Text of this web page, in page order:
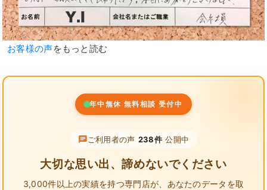
お客様の声をもっと読む
年中無休 無料相談 受付中
ご利用者の声 238件 公開中
大切な思い出、諦めないでください
3,000件以上の実績を持つ専門店が、 あなたのデータを取